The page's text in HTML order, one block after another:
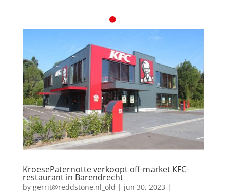
KroesePaternotte verkoopt off-market KFC-
restaurant in Barendrecht
by gerrit@reddstone.nl_old | jun 30, 2023 |